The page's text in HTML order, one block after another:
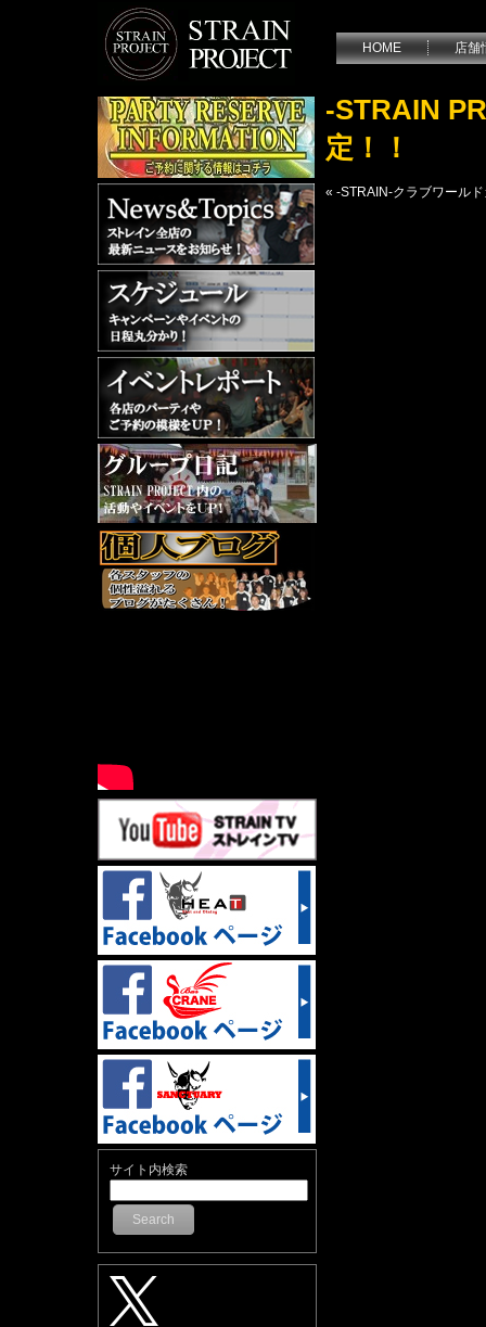
HOME 店舗
サイト内検索
Search
-STRAIN
定！！
« -STRAIN-クラブワール